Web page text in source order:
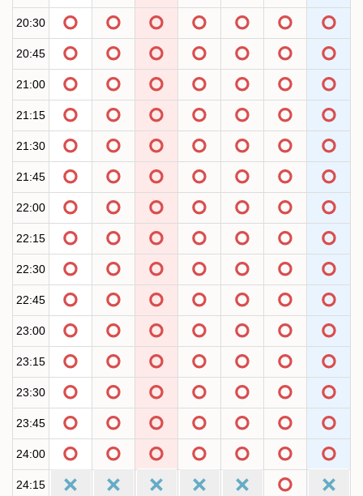
20:30
20:45
21:00
21:15
21:30
21:45
22:00
22:15
22:30
22:45
23:00
23:15
23:30
23:45
24:00
24:15